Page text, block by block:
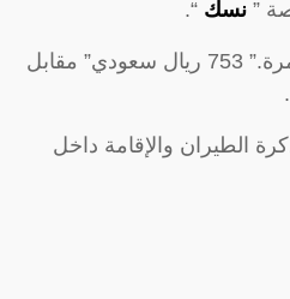
” نسك “.
الرسوم المطلوبة لأداء العمرة.” 753 ريال سعودي” مقابل
الطيران والإقامة داخل